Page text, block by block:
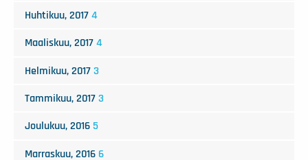
Huhtikuu, 2017 4
Maaliskuu, 2017 4
Helmikuu, 2017 3
Tammikuu, 2017 3
Joulukuu, 2016 5
Marraskuu, 2016 6